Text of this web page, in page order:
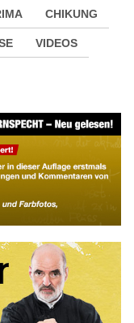
CHIKUNG
VIDEOS